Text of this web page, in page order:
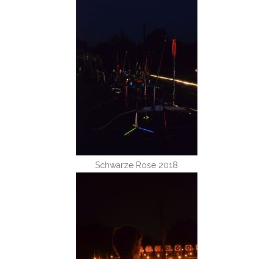
Schwarze Rose 2018